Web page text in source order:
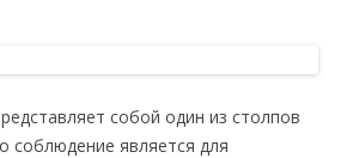
собой один из столпов
соблюдение является для